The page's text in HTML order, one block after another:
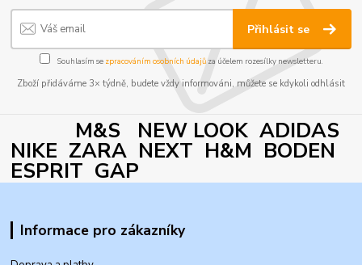
Přihlásit se
Souhlasím se zpracováním osobních údajůza účelem rozesílky newsletteru.
Zboží přidáváme 3× týdně, budete vždy informováni, můžete se kdykoli odhlásit
M&S NEW LOOK ADIDAS
NIKE ZARA NEXT H&M BODEN
ESPRIT GAP
Informace pro zákazníky